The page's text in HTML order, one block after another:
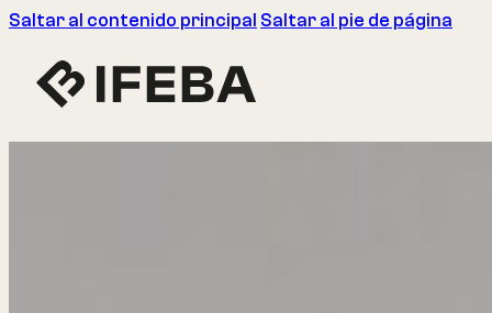
Saltar al contenido principal Saltar al pie de página